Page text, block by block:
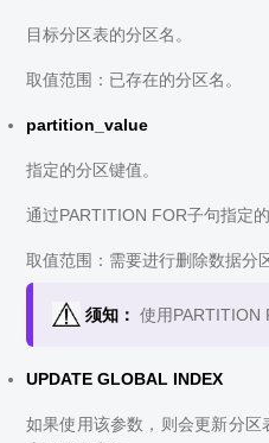
目标分区表的分区名。
取值范围：已存在的分区名。
partition_value
指定的分区键值。
通过PARTITION FOR子句指定
取值范围：需要进行删除数据分
须知： 使用PARTITION
UPDATE GLOBAL INDEX
如果使用该参数，则会更新分